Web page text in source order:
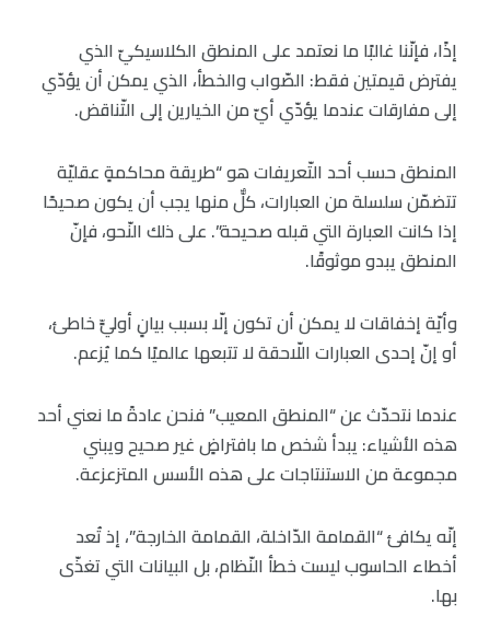
إذًا، فإنّنا غالبًا ما نعتمد على المنطق الكلاسيكيّ الذي
يفترض قيمتين فقط: الصّواب والخطأ، الذي يمكن أن يؤدّي
إلى مفارقات عندما يؤدّي أيّ من الخيارين إلى التّناقض.
المنطق حسب أحد التّعريفات هو “طريقة محاكمةٍ عقليّة
تتضمّن سلسلة من العبارات، كلٌّ منها يجب أن يكون صحيحًا
إذا كانت العبارة التي قبله صحيحة”. على ذلك النّحو، فإنّ
المنطق يبدو موثوقًا.
وأيّة إخفاقات لا يمكن أن تكون إلّا بسبب بيانٍ أوليٍّ خاطئ،
أو إنّ إحدى العبارات اللّاحقة لا تتبعها عالميًا كما يُزعم.
عندما نتحدّث عن “المنطق المعيب” فنحن عادةً ما نعني أحد
هذه الأشياء: يبدأ شخص ما بافتراضٍ غير صحيح ويبني
مجموعة من الاستنتاجات على هذه الأسس المتزعزعة.
إنّه يكافئ “القمامة الدّاخلة، القمامة الخارجة”، إذ تُعد
أخطاء الحاسوب ليست خطأ النّظام، بل البيانات التي تغذّى
بها.